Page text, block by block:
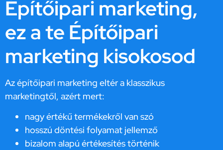
Építőipari marketing,
ez a te Építőipari
marketing kisokosod
Az építőipari marketing eltér a klasszikus
marketingtől, azért mert:
nagy értékű termékekről van szó
hosszú döntési folyamat jellemző
bizalom alapú értékesítés történik